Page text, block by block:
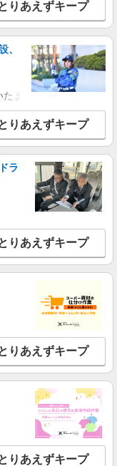
NEW
品川区小山2－7－14
詳細を見る
ド618）
NEW
川御殿山店 東京都品
詳細を見る
NEW
都品川区大崎4-13-2
詳細を見る
NEW
りあえずキープ
、
ま市岩槻区・久喜市・
りあえずキープ
ラ
りあえずキープ
りあえずキープ
りあえずキープ